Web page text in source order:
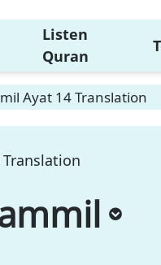
Listen
Quran
Ayat 14 Translation